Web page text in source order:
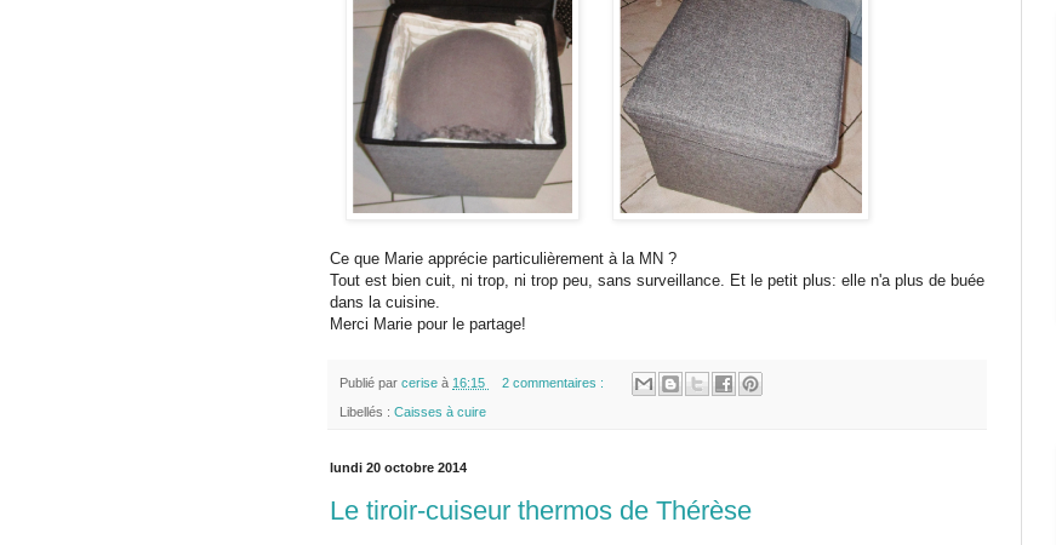
Ce que Marie apprécie particulièrement à la MN ?
Tout est bien cuit, ni trop, ni trop peu, sans surveillance. Et le petit plus: elle n'a plus de buée
dans la cuisine.
Merci Marie pour le partage!
Publié par cerise à 16:15 2 commentaires :
Libellés : Caisses à cuire
lundi 20 octobre 2014
Le tiroir-cuiseur thermos de Thérèse